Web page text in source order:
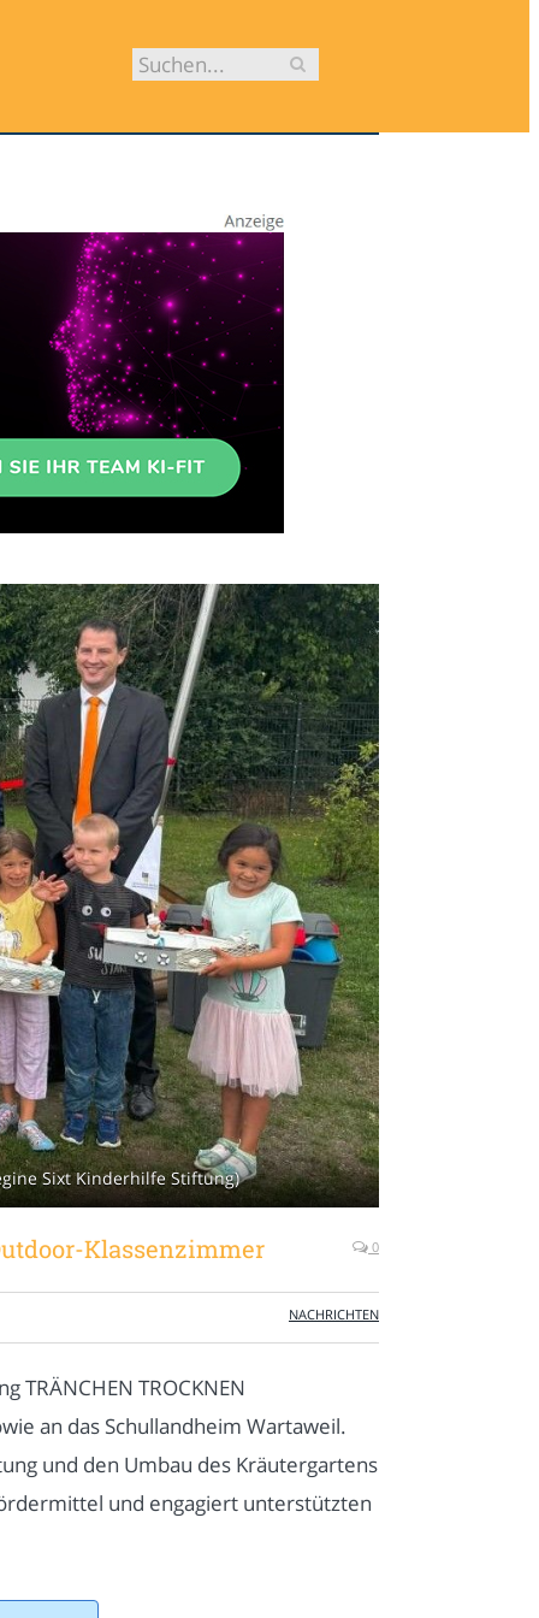
Sixt Kinderhilfe Stiftung)
Klassenzimmer 0
NACHRICHTEN
TRÄNCHEN TROCKNEN
an das Schullandheim Wartaweil.
und den Umbau des Kräutergartens
und engagiert unterstützten